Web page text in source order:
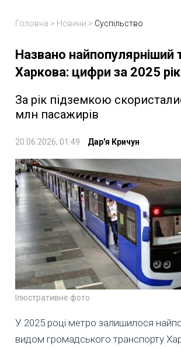
Головна > Новини > Суспільство
Названо найпопулярніший
Харкова: цифри за 2025 рік
За рік підземкою
млн пасажирів
20.06.2026, 01:49 Дар'я Кричун
Ілюстративне фото
У 2025 році метро залишилося
видом громадського транспорту